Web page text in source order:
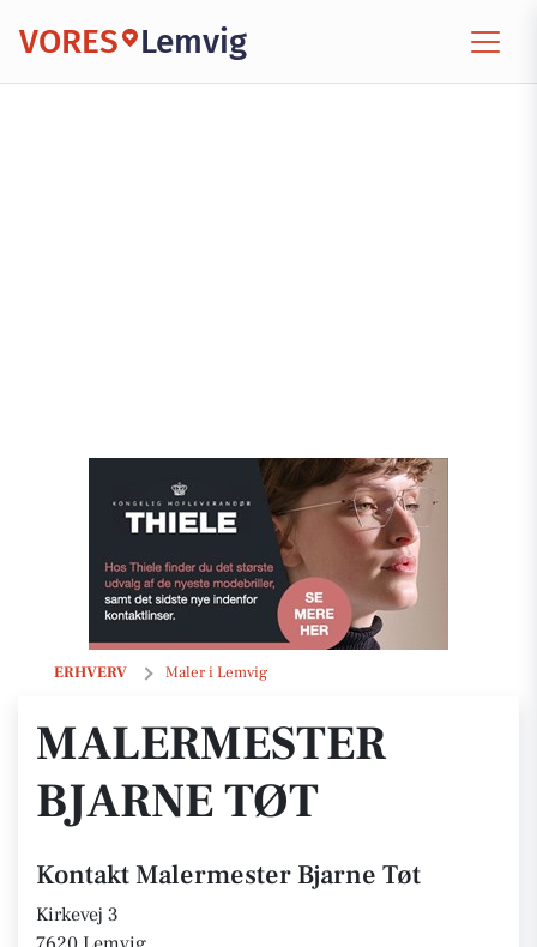
VORES Lemvig
ERHVERV Maler i Lemvig
Malermester Bjarne Tøt
MALERMESTER
BJARNE TØT
Kontakt Malermester Bjarne Tøt
Kirkevej 3